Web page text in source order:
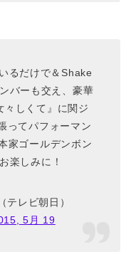
るだけで＆Shake
バーも交え、豪華
々しくて』に関ジ
ってパフォーマン
家ゴールデンボン
楽しみに！
レビ朝日）
5月 19